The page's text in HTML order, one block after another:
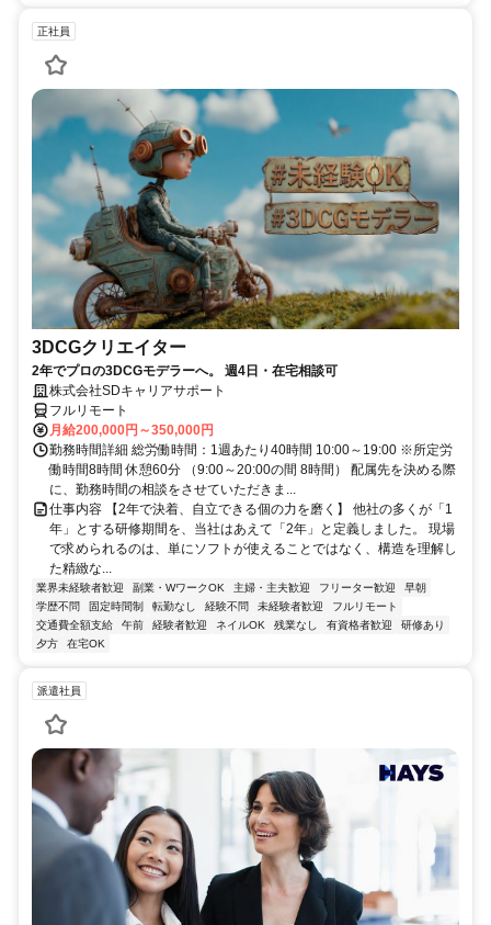
正社員
3DCGクリエイター
2年でプロの3DCGモデラーへ。 週4日・在宅相談可
株式会社SDキャリアサポート
フルリモート
月給200,000円～350,000円
勤務時間詳細 総労働時間：1週あたり40時間 10:00～19:00 ※所定労
働時間8時間 休憩60分 （9:00～20:00の間 8時間） 配属先を決める際
に、勤務時間の相談をさせていただきま...
仕事内容 【2年で決着、自立できる個の力を磨く】 他社の多くが「1
年」とする研修期間を、当社はあえて「2年」と定義しました。 現場
で求められるのは、単にソフトが使えることではなく、構造を理解し
た精緻な...
業界未経験者歓迎 副業・WワークOK 主婦・主夫歓迎 フリーター歓迎
早朝
学歴不問
固定時間制 転勤なし 経験不問 未経験者歓迎
フルリモート
交通費全額支給
午前 経験者歓迎 ネイルOK 残業なし 有資格者歓迎
研修あり
夕方
在宅OK
派遣社員